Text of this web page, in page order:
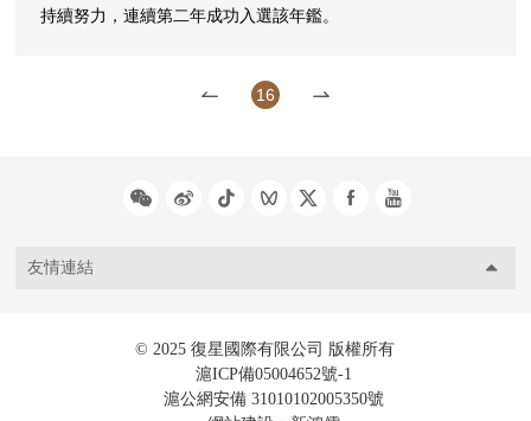
持續努力，連續第二年成功入選該年鑑。
16
友情連結
© 2025 復星國際有限公司 版權所有
滬ICP備05004652號-1
滬公網安備 31010102005350號